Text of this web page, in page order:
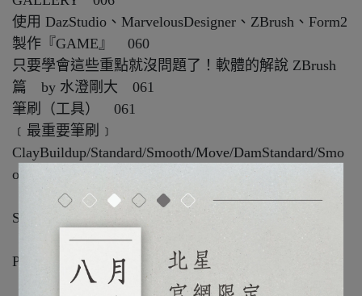
使用 DazStudio、MarvelousDesigner、ZBrush、Form2
製作『GAME』 060
只要學會這些重點就沒問題了！軟體的解說 ZBrush
篇 by 水澄剛大 061
筆刷（工具） 061
﹝最重要筆刷﹞
ClayBuildup/Standard/Smooth/Move/DamStandard/Smo
othStronger/hPolish
〔SK 筆刷〕
SK_ClayFill/SK_Cloth/SK_Slash2/SK_Airbrush
〔其他常用筆刷〕 IMM
Primitives/CurveTube/TrimAdaptive/CurveStrapSnap
〔選取筆刷〕 SelectRect/SelectLasso/TrimCurve